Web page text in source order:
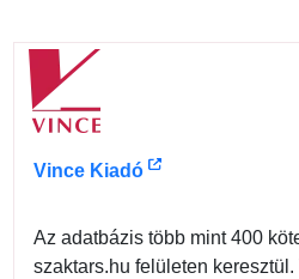
Vince Kiadó
Az adatbázis több mint 400
szaktars.hu felületen keresztül.